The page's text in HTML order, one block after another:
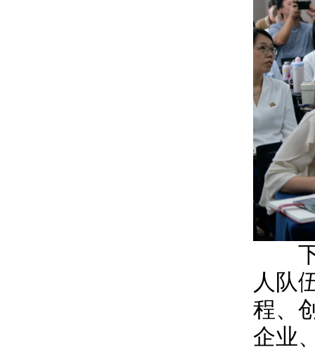
下
人队
程、
企业